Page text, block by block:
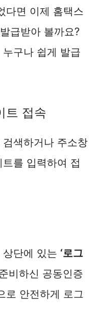
다면 이제 홈택스
급받아 볼까요?
구나 쉽게 발급
트 접속
검색하거나 주소창
를 입력하여 접
단에 있는 ‘로그
비하신 공동인증
로 안전하게 로그